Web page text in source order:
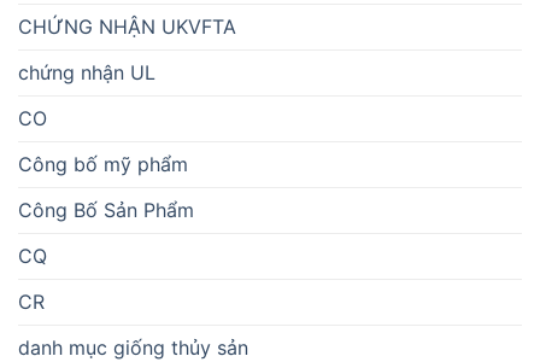
CHỨNG NHẬN UKVFTA
chứng nhận UL
CO
Công bố mỹ phẩm
Công Bố Sản Phẩm
CQ
CR
danh mục giống thủy sản